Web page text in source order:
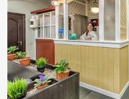
Интернет